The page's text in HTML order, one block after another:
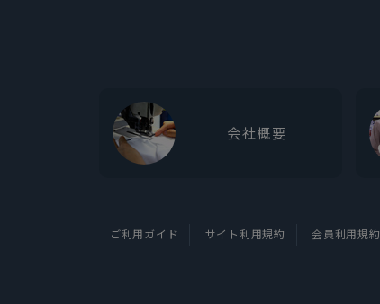
会社概要
ご利用ガイド サイト利用規約 会員利用規約